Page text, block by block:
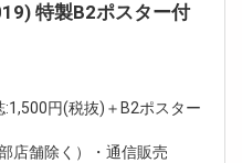
特製B2ポスター付
円(税抜)＋B2ポスター
店舗除く）・通信販売